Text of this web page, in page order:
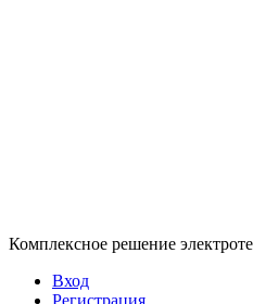
Комплексное решение
Вход
Регистрация